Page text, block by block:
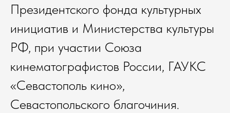
Президентского фонда культурных
инициатив и Министерства культуры
РФ, при участии Союза
кинематографистов России, ГАУКС
«Севастополь кино»,
Севастопольского благочиния.